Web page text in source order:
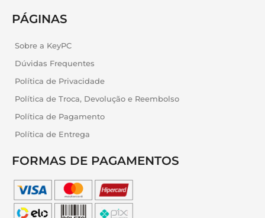
PÁGINAS
Sobre a KeyPC
Dúvidas Frequentes
Política de Privacidade
Política de Troca, Devolução e Reembolso
Política de Pagamento
Política de Entrega
FORMAS DE PAGAMENTOS